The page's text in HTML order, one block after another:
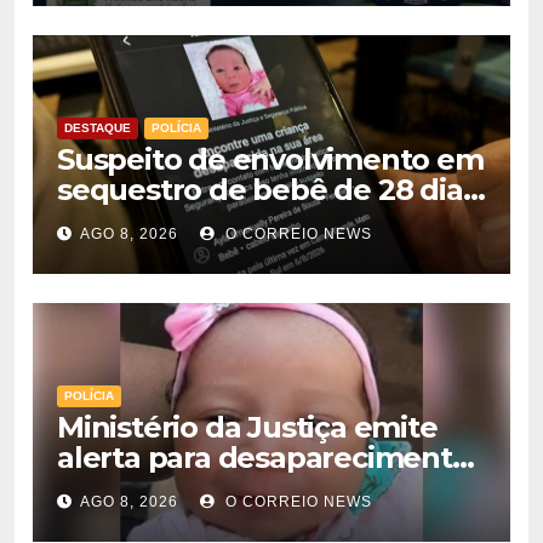
DESTAQUE POLÍCIA
Suspeito de envolvimento em
sequestro de bebê de 28 dias
é preso na Capital
AGO 8, 2026 O CORREIO NEWS
POLÍCIA
Ministério da Justiça emite
alerta para desaparecimento
de bebê de 28 dias em MS;
polícia apura suposto
AGO 8, 2026 O CORREIO NEWS